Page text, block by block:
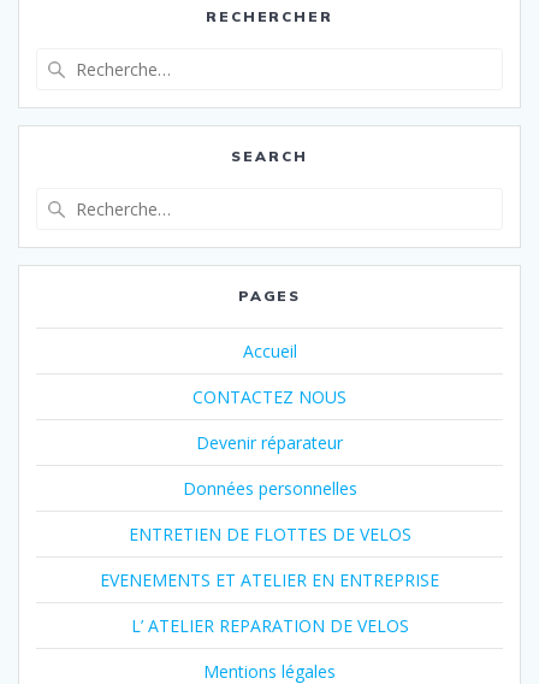
RECHERCHER
:
SEARCH
:
PAGES
Accueil
CONTACTEZ NOUS
Devenir réparateur
Données personnelles
ENTRETIEN DE FLOTTES DE VELOS
EVENEMENTS ET ATELIER EN ENTREPRISE
L’ ATELIER REPARATION DE VELOS
Mentions légales